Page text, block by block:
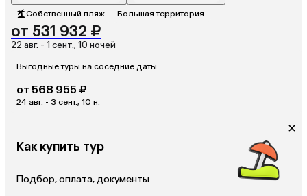
Собственный пляж Большая территория
от 531 932 ₽
22 авг. - 1 сент., 10 ночей
Выгодные туры на соседние даты
от 568 955 ₽
24 авг. - 3 сент., 10 н.
Как купить тур
Подбор, оплата, документы